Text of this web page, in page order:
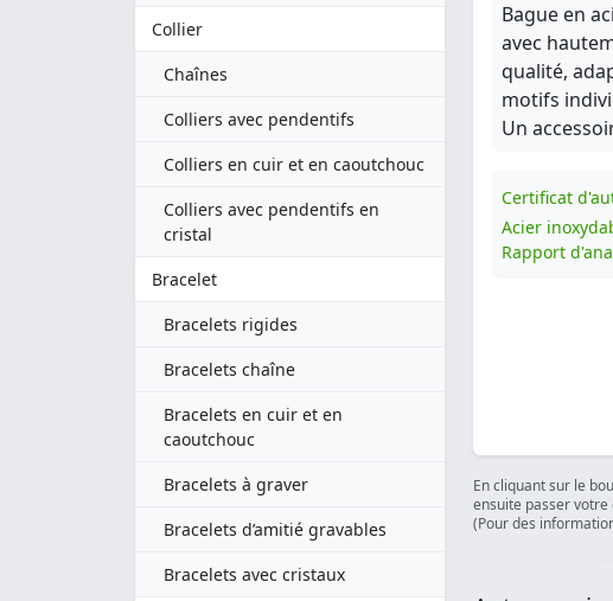
Collier
Chaînes
Colliers avec pendentifs
Colliers en cuir et en caoutchouc
Colliers avec pendentifs en
cristal
Bracelet
Bracelets rigides
Bracelets chaîne
Bracelets en cuir et en
caoutchouc
Bracelets à graver
Bracelets d’amitié gravables
Bracelets avec cristaux
Bague en
avec
qualité,
motifs
Un
Certificat
Acier
Rapport
En cliquant sur le
ensuite passer votre
(Pour des